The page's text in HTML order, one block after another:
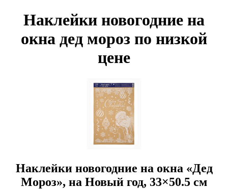
Наклейки новогодние на
окна дед мороз по низкой
цене
Наклейки новогодние на окна «Дед
Мороз», на Новый год, 33×50.5 см